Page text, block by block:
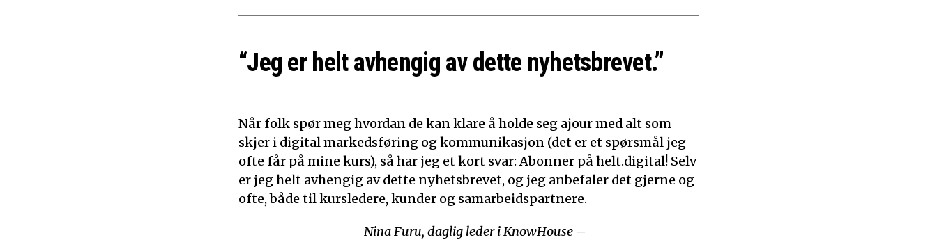
“Jeg er helt avhengig av dette nyhetsbrevet.”
Når folk spør meg hvordan de kan klare å holde seg ajour med alt som
skjer i digital markedsføring og kommunikasjon (det er et spørsmål jeg
ofte får på mine kurs), så har jeg et kort svar: Abonner på helt.digital! Selv
er jeg helt avhengig av dette nyhetsbrevet, og jeg anbefaler det gjerne og
ofte, både til kursledere, kunder og samarbeidspartnere.
– Nina Furu, daglig leder i KnowHouse–